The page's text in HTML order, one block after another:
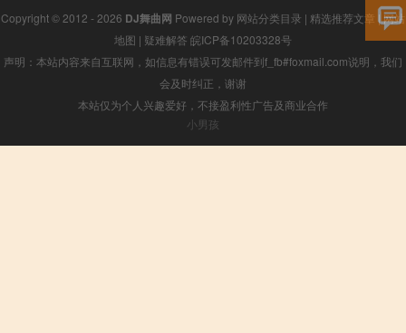
Copyright © 2012 - 2026 DJ舞曲网 Powered by 网站分类目录 | 精选推荐文章 |网站
地图 | 疑难解答 皖ICP备10203328号
声明：本站内容来自互联网，如信息有错误可发邮件到f_fb#foxmail.com说明，我们
会及时纠正，谢谢
本站仅为个人兴趣爱好，不接盈利性广告及商业合作
小男孩